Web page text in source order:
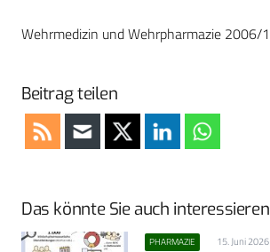
Wehrmedizin und Wehrpharmazie 2006/1
Beitrag teilen
Das könnte Sie auch interessieren
PHARMAZIE 15. Juni 2026